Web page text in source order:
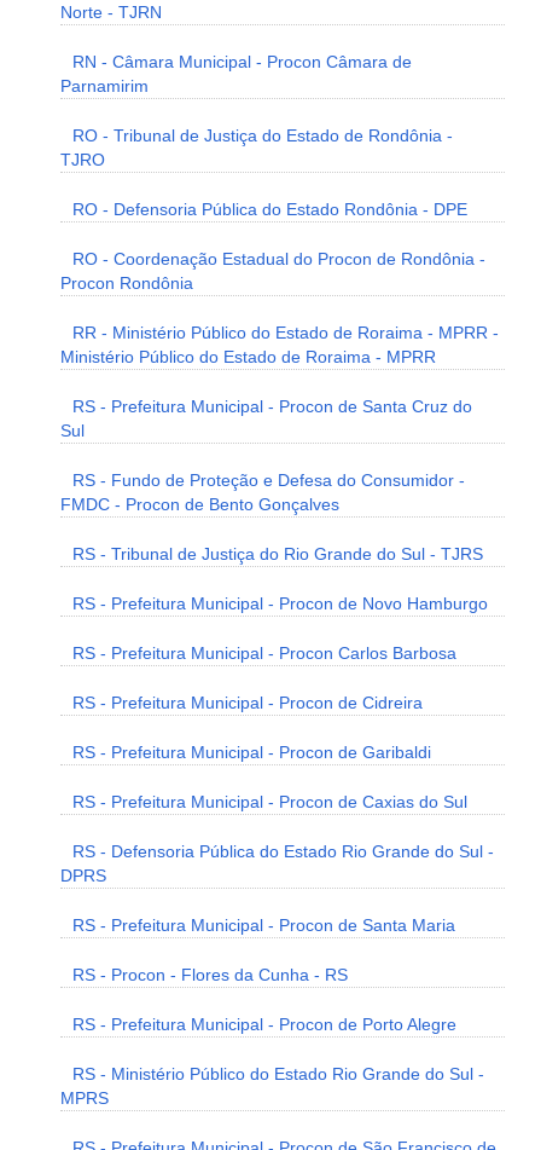
Norte - TJRN
RN - Câmara Municipal - Procon Câmara de
Parnamirim
RO - Tribunal de Justiça do Estado de Rondônia -
TJRO
RO - Defensoria Pública do Estado Rondônia - DPE
RO - Coordenação Estadual do Procon de Rondônia -
Procon Rondônia
RR - Ministério Público do Estado de Roraima - MPRR -
Ministério Público do Estado de Roraima - MPRR
RS - Prefeitura Municipal - Procon de Santa Cruz do
Sul
RS - Fundo de Proteção e Defesa do Consumidor -
FMDC - Procon de Bento Gonçalves
RS - Tribunal de Justiça do Rio Grande do Sul - TJRS
RS - Prefeitura Municipal - Procon de Novo Hamburgo
RS - Prefeitura Municipal - Procon Carlos Barbosa
RS - Prefeitura Municipal - Procon de Cidreira
RS - Prefeitura Municipal - Procon de Garibaldi
RS - Prefeitura Municipal - Procon de Caxias do Sul
RS - Defensoria Pública do Estado Rio Grande do Sul -
DPRS
RS - Prefeitura Municipal - Procon de Santa Maria
RS - Procon - Flores da Cunha - RS
RS - Prefeitura Municipal - Procon de Porto Alegre
RS - Ministério Público do Estado Rio Grande do Sul -
MPRS